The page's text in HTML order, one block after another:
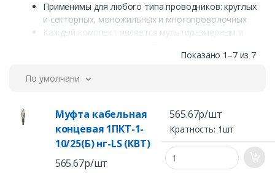
Применимы для любого типа проводников: круглых
и секторных, моножильных и многопроволочных
Каждый комплект является мультиразмерным и
завинчивания болтов со срывной головкой.
установленного момента, обеспечивающего
оптимальные механические и электрические
свойства контактного соединения
Термоусаживаемые трубки с клеевым слоем и с
коэффициентом усадки до 4:1 обеспечивают
Показано 1–7 из 7
По умолчанию
Муфта кабельная
концевая 1ПКТ-1-
10/25(Б) нг-LS (КВТ)
565.67р/шт
565.67р/шт
Кратность: 1шт